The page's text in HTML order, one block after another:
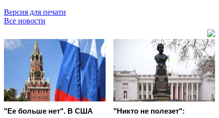
Версия для печати
Все новости
"Ее больше нет". В США
"Никто не полезет":